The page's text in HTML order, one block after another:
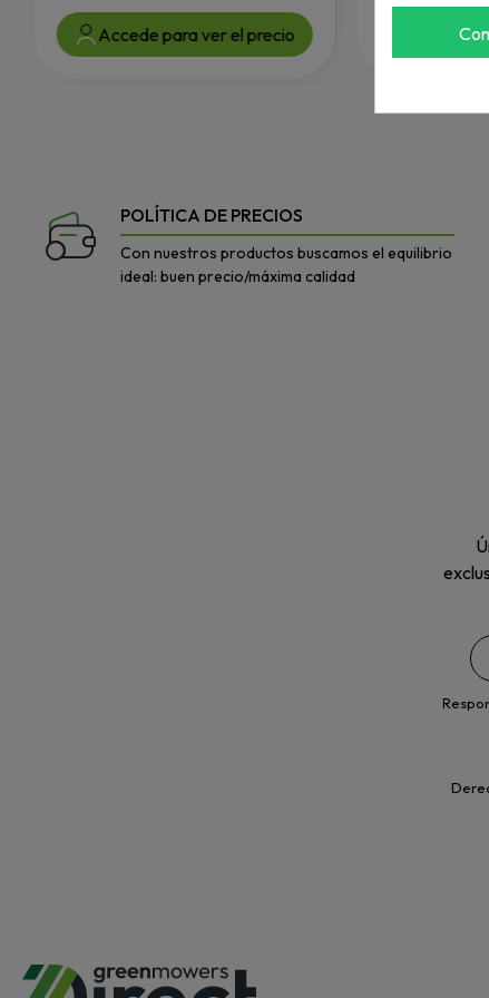
Accede para ver el precio Accede
POLÍTICA DE PRECIOS
Con nuestros productos buscamos el equilibrio
ideal: buen precio/máxima calidad